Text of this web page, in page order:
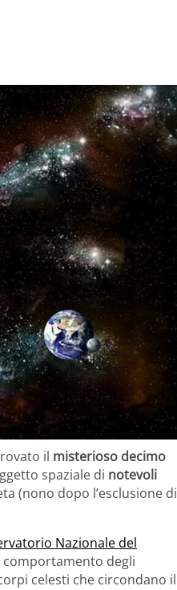
il misterioso decimo
spaziale di notevoli
(nono dopo l’esclusione di
Nazionale del
comportamento degli
celesti che circondano il